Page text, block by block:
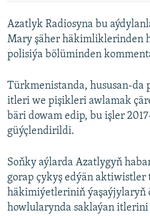
Azatlyk Radiosyna bu
Mary şäher häkimliklerinden
polisiýa bölüminden
Türkmenistanda, hususan-da
itleri we pişikleri awlamak
bäri dowam edip, bu işler
güýçlendirildi.
Soňky aýlarda Azatlygyň
gorap çykyş edýän aktiwistler
häkimiýetleriniň ýaşaýjylaryň
howlularynda saklaýan